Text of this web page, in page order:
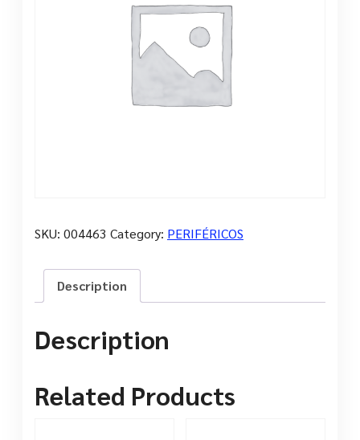
SKU: 004463 Category: PERIFÉRICOS
Description
Description
Related Products